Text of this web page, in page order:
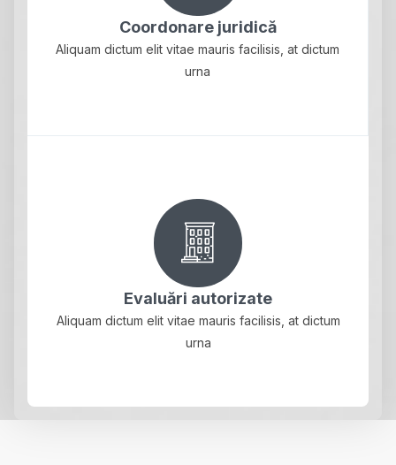
Coordonare juridică
Aliquam dictum elit vitae mauris facilisis, at dictum
urna
Evaluări autorizate
Aliquam dictum elit vitae mauris facilisis, at dictum
urna